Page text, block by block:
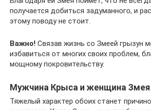
получается добиться задуманного, и
этому поводу не стоит.
Важно! Связав жизнь со Змеей грызун
избавиться от многих своих проблем,
мощному покровительству.
Мужчина Крыса и женщина Змея
Тяжелый характер обоих станет